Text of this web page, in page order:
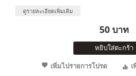
ดูรายละเอียดเพิ่มเติม
50 บาท
หยิบใส่ตะกร้า
เพิ่มไปรายการโปรด